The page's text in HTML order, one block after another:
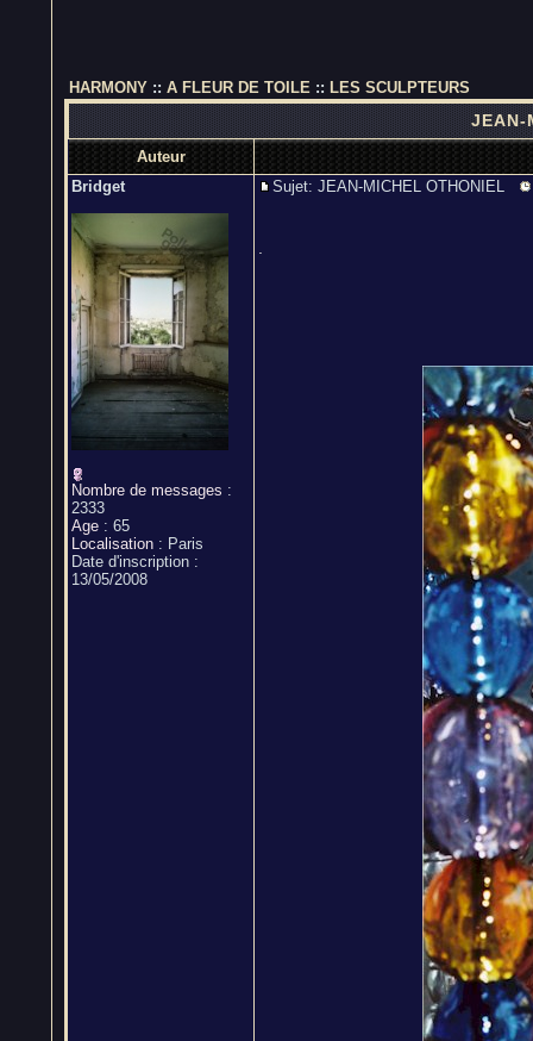
HARMONY :: A FLEUR DE TOILE :: LES SCULPTEURS
JEAN-
Auteur
Bridget
Nombre de messages :
2333
Age : 65
Localisation : Paris
Date d'inscription :
13/05/2008
Sujet: JEAN-MICHEL OTHONIEL